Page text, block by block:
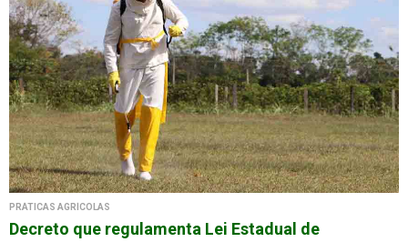
PRÁTICAS AGRÍCOLAS
Decreto que regulamenta Lei Estadual de